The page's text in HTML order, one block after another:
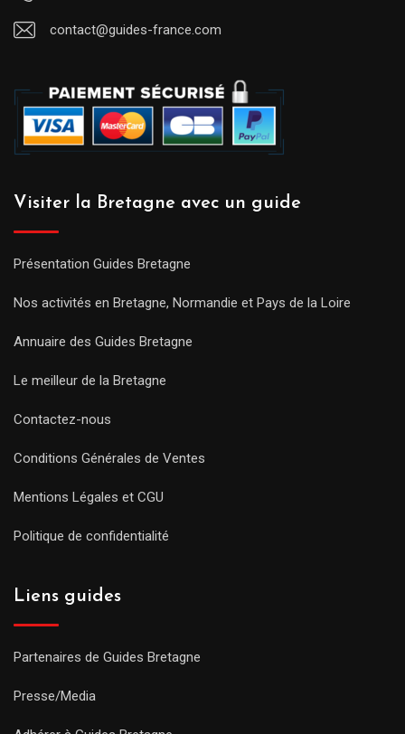
contact@guides-france.com
Visiter la Bretagne avec un guide
Présentation Guides Bretagne
Nos activités en Bretagne, Normandie et Pays de la Loire
Annuaire des Guides Bretagne
Le meilleur de la Bretagne
Contactez-nous
Conditions Générales de Ventes
Mentions Légales et CGU
Politique de confidentialité
Liens guides
Partenaires de Guides Bretagne
Presse/Media